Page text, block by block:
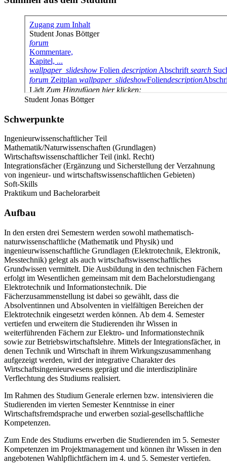
Student Jonas Böttger
Schwerpunkte
Ingenieurwissenschaftlicher Teil
Mathematik/Naturwissenschaften (Grundlagen)
Wirtschaftswissenschaftlicher Teil (inkl. Recht)
Integrationsfächer (Ergänzung und Sicherstellung der Verzahnung
von ingenieur- und wirtschaftswissenschaftlichen Gebieten)
Soft-Skills
Praktikum und Bachelorarbeit
Aufbau
In den ersten drei Semestern werden sowohl mathematisch-
naturwissenschaftliche (Mathematik und Physik) und
ingenieurwissenschaftliche Grundlagen (Elektrotechnik, Elektronik,
Messtechnik) gelegt als auch wirtschaftswissenschaftliches
Grundwissen vermittelt. Die Ausbildung in den technischen Fächern
erfolgt im Wesentlichen gemeinsam mit dem Bachelorstudiengang
Elektrotechnik und Informationstechnik. Die
Fächerzusammenstellung ist dabei so gewählt, dass die
Absolventinnen und Absolventen in vielfältigen Bereichen der
Elektrotechnik eingesetzt werden können. Ab dem 4. Semester
vertiefen und erweitern die Studierenden ihr Wissen in
weiterführenden Fächern zur Elektro- und Informationstechnik
sowie zur Betriebswirtschaftslehre. Mittels der Integrationsfächer, in
denen Technik und Wirtschaft in ihrem Wirkungszusammenhang
aufgezeigt werden, wird der integrative Charakter des
Wirtschaftsingenieurwesens geprägt und die interdisziplinäre
Verflechtung des Studiums realisiert.
Im Rahmen des Studium Generale erlernen bzw. intensivieren die
Studierenden im vierten Semester Kenntnisse in einer
Wirtschaftsfremdsprache und erwerben sozial-gesellschaftliche
Kompetenzen.
Zum Ende des Studiums erwerben die Studierenden im 5. Semester
Kompetenzen im Projektmanagement und können ihr Wissen in den
angebotenen Wahlpflichtfächern im 4. und 5. Semester vertiefen.